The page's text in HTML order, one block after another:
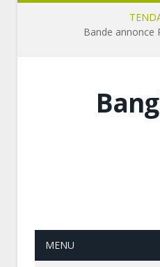
Bande annonce
Bang
MENU